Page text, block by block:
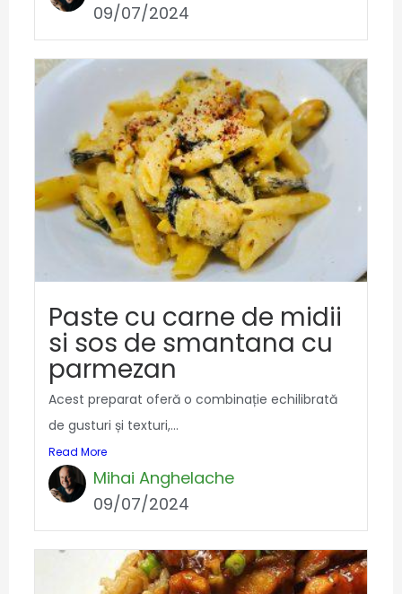
09/07/2024
Paste cu carne de midii
si sos de smantana cu
parmezan
Acest preparat oferă o combinație echilibrată
de gusturi și texturi,...
Read More
Mihai Anghelache
09/07/2024